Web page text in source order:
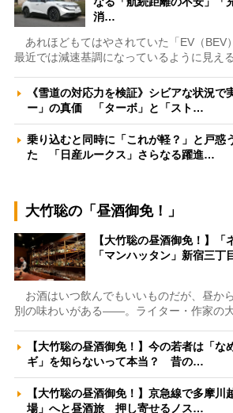
消…
あれほどもてはやされていた「EV（BEV
最近では減速基調になっているように見え
《雪道の対応力を検証》シビアな状況で
ー」の真価 「ターボ」と「スト…
乗り込むと同時に「これが軽？」と戸惑
た 「日産ルークス」さらなる躍進…
大竹聡の「昼酒御免！」
【大竹聡の昼酒御免！】「
「マンハッタン」新宿三
お酒はいつ飲んでもいいものだが、昼か
別の味わいがある――。ライター・作家の
【大竹聡の昼酒御免！】今の若者は「な
ギ」を知らないって本当？ 昔の…
【大竹聡の昼酒御免！】京急線で多摩川
場」へと昼酒旅 押し寄せるノス…